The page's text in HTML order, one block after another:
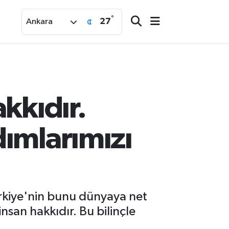
Ankara 27°
bunu dünyaya net
hakkıdır. Bu bilinçle